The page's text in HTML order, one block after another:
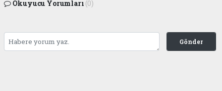
Okuyucu Yorumları (0)
Gönder